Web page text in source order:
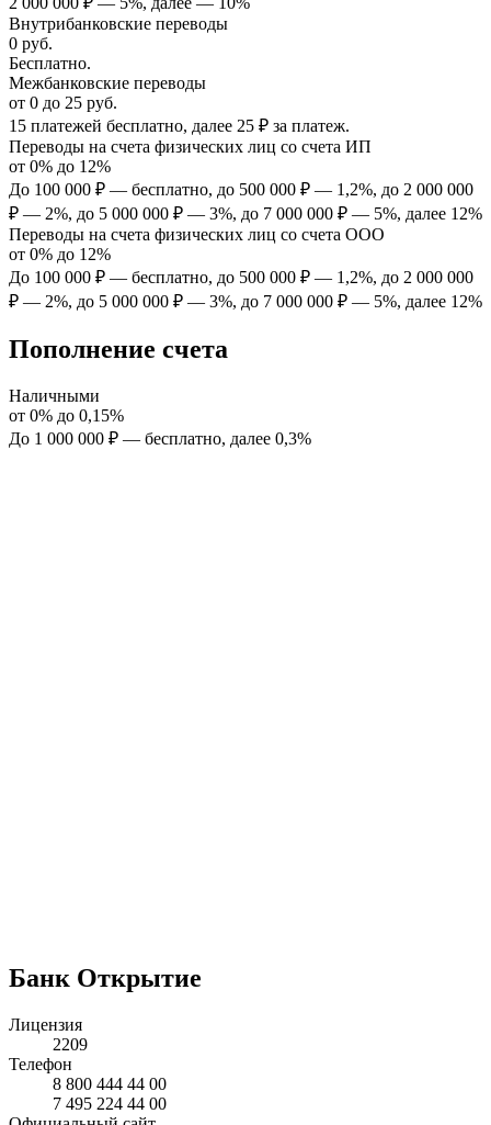
Внутрибанковские переводы
0 руб.
Бесплатно.
Межбанковские переводы
от 0 до 25 руб.
15 платежей бесплатно, далее 25 ₽ за платеж.
Переводы на счета физических лиц со счета ИП
от 0% до 12%
До 100 000 ₽ — бесплатно, до 500 000 ₽ — 1,2%, до 2 000 000
₽ — 2%, до 5 000 000 ₽ — 3%, до 7 000 000 ₽ — 5%, далее 12%
Переводы на счета физических лиц со счета ООО
от 0% до 12%
До 100 000 ₽ — бесплатно, до 500 000 ₽ — 1,2%, до 2 000 000
₽ — 2%, до 5 000 000 ₽ — 3%, до 7 000 000 ₽ — 5%, далее 12%
Пополнение счета
Наличными
от 0% до 0,15%
До 1 000 000 ₽ — бесплатно, далее 0,3%
Банк Открытие
Лицензия
2209
Телефон
8 800 444 44 00
7 495 224 44 00